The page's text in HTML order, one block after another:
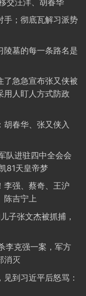
手；彻底瓦解习派势
陵墓的每一条路名是
了急急宣布张又侠被
用人盯人方式防政
胡春华、张又侠入
队进驻四中全会会
81天皇帝梦
李强、蔡奇、王沪
陈吉宁上
子张文杰被抓捕，
李克强一案，军方
消灭
到习近平后怒骂：